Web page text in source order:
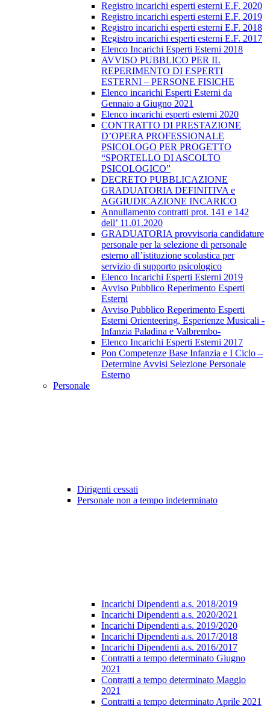
Registro incarichi esperti esterni E.F. 2020
Registro incarichi esperti esterni E.F. 2019
Registro incarichi esperti esterni E.F. 2018
Registro incarichi esperti esterni E.F. 2017
Elenco Incarichi Esperti Esterni 2018
AVVISO PUBBLICO PER IL
REPERIMENTO DI ESPERTI
ESTERNI – PERSONE FISICHE
Elenco incarichi Esperti Esterni da
Gennaio a Giugno 2021
Elenco incarichi esperti esterni 2020
CONTRATTO DI PRESTAZIONE
D’OPERA PROFESSIONALE
PSICOLOGO PER PROGETTO
“SPORTELLO DI ASCOLTO
PSICOLOGICO”
DECRETO PUBBLICAZIONE
GRADUATORIA DEFINITIVA e
AGGIUDICAZIONE INCARICO
Annullamento contratti prot. 141 e 142
dell’ 11.01.2020
GRADUATORIA provvisoria candidature
personale per la selezione di personale
esterno all’istituzione scolastica per
servizio di supporto psicologico
Elenco Incarichi Esperti Esterni 2019
Avviso Pubblico Reperimento Esperti
Esterni
Avviso Pubblico Reperimento Esperti
Esterni Orienteering, Esperienze Musicali -
Infanzia Paladina e Valbrembo-
Elenco Incarichi Esperti Esterni 2017
Pon Competenze Base Infanzia e I Ciclo –
Determine Avvisi Selezione Personale
Esterno
Personale
Dirigenti cessati
Personale non a tempo indeterminato
Incarichi Dipendenti a.s. 2018/2019
Incarichi Dipendenti a.s. 2020/2021
Incarichi Dipendenti a.s. 2019/2020
Incarichi Dipendenti a.s. 2017/2018
Incarichi Dipendenti a.s. 2016/2017
Contratti a tempo determinato Giugno
2021
Contratti a tempo determinato Maggio
2021
Contratti a tempo determinato Aprile 2021